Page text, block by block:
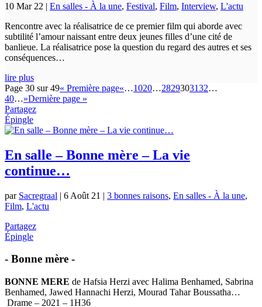
10 Mar 22 | En salles - À la une, Festival, Film, Interview, L'actu
Rencontre avec la réalisatrice de ce premier film qui aborde avec
subtilité l’amour naissant entre deux jeunes filles d’une cité de
banlieue. La réalisatrice pose la question du regard des autres et ses
conséquences…
lire plus
Page 30 sur 49« Première page«…1020…2829303132…
40…»Dernière page »
Partagez
Épingle
En salle – Bonne mère – La vie
continue…
par Sacregraal | 6 Août 21 | 3 bonnes raisons, En salles - À la une,
Film, L'actu
Partagez
Épingle
- Bonne mère -
BONNE MERE de Hafsia Herzi avec Halima Benhamed, Sabrina
Benhamed, Jawed Hannachi Herzi, Mourad Tahar Boussatha…
Drame – 2021 – 1H36